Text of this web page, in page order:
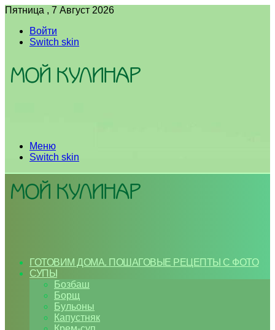
Пятница , 7 Август 2026
Войти
Switch skin
Меню
Switch skin
ГОТОВИМ ДОМА. ПОШАГОВЫЕ РЕЦЕПТЫ С ФОТО
СУПЫ
Бозбаш
Борщ
Бульоны
Капустняк